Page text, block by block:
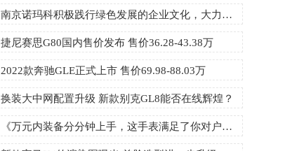
南京诺玛科积极践行绿色发展的企业文化，大力拥抱健康新生活
捷尼赛思G80国内售价发布 售价36.28-43.38万
2022款奔驰GLE正式上市 售价69.98-88.03万
换装大中网配置升级 新款别克GL8能否在线辉煌？
《万元内装备分分钟上手，这手表满足了你对户外的所有想象！》